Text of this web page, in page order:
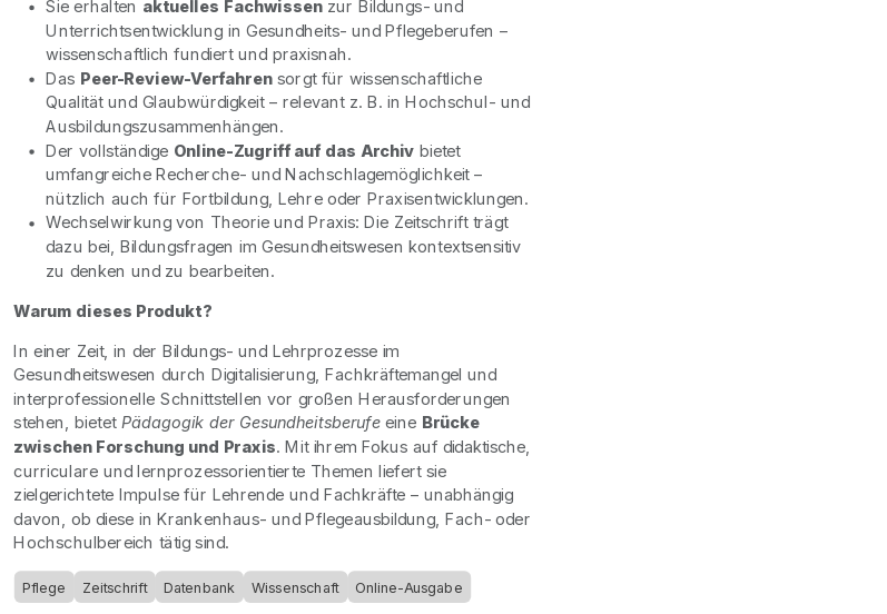
Sie erhalten aktuelles Fachwissenzur Bildungs- und
Unterrichtsentwicklung in Gesundheits- und Pflegeberufen –
wissenschaftlich fundiert und praxisnah.
Das Peer-Review-Verfahrensorgt für wissenschaftliche
Qualität und Glaubwürdigkeit – relevant z. B. in Hochschul- und
Ausbildungszusammenhängen.
Der vollständige Online-Zugriff auf das Archiv bietet
umfangreiche Recherche- und Nachschlagemöglichkeit –
nützlich auch für Fortbildung, Lehre oder Praxisentwicklungen.
Wechselwirkung von Theorie und Praxis: Die Zeitschrift trägt
dazu bei, Bildungsfragen im Gesundheitswesen kontextsensitiv
zu denken und zu bearbeiten.
Warum dieses Produkt?
In einer Zeit, in der Bildungs- und Lehrprozesse im
Gesundheitswesen durch Digitalisierung, Fachkräftemangel und
interprofessionelle Schnittstellen vor großen Herausforderungen
stehen, bietet Pädagogik der Gesundheitsberufeeine Brücke
zwischen Forschung und Praxis. Mit ihrem Fokus auf didaktische,
curriculare und lernprozessorientierte Themen liefert sie
zielgerichtete Impulse für Lehrende und Fachkräfte – unabhängig
davon, ob diese in Krankenhaus- und Pflegeausbildung, Fach- oder
Hochschulbereich tätig sind.
Pflege Zeitschrift Datenbank Wissenschaft Online-Ausgabe